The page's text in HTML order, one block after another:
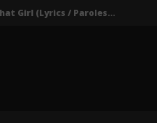
Darkoo ft. Asake – That Girl (Lyrics / Paroles & Traduction Française)